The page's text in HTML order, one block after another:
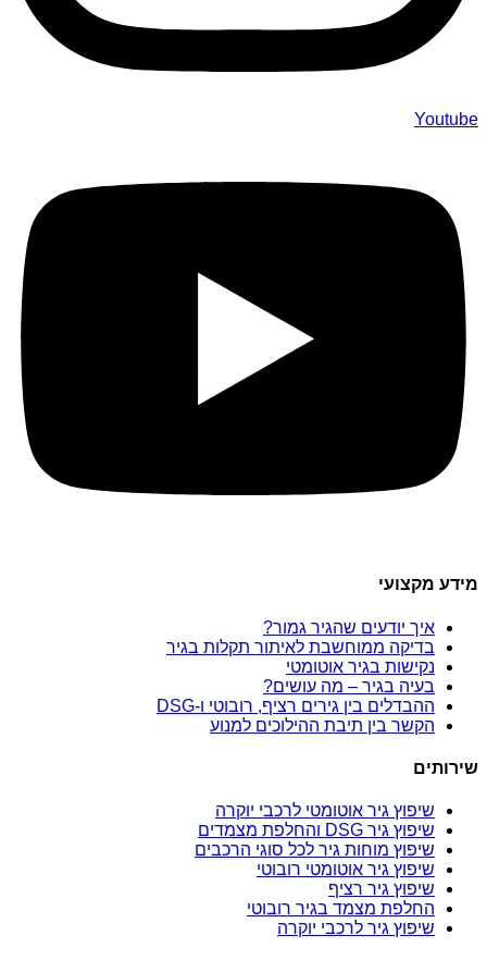
Youtube
מידע מקצועי
איך יודעים שהגיר גמור?
בדיקה ממוחשבת לאיתור תקלות בגיר
נקישות בגיר אוטומטי
בעיה בגיר – מה עושים?
ההבדלים בין גירים רציף, רובוטי ו-DSG
הקשר בין תיבת ההילוכים למנוע
שירותים
שיפוץ גיר אוטומטי לרכבי יוקרה
שיפוץ גיר DSG והחלפת מצמדים
שיפוץ מוחות גיר לכל סוגי הרכבים
שיפוץ גיר אוטומטי רובוטי
שיפוץ גיר רציף
החלפת מצמד בגיר רובוטי
שיפוץ גיר לרכבי יוקרה